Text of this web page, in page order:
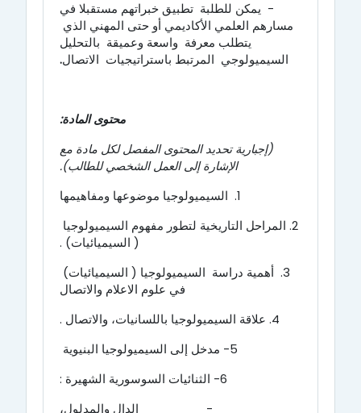
- يمكن للطلبة تطبيق خبراتهم مستقبلا في
مسارهم العلمي الأكاديمي أو حتى المهني الذي
يتطلب معرفة واسعة وعميقة بالتحليل
السيميولوجي المرتبط باستراتيجيات الاتصال.
محتوى المادة:
(إجبارية تحديد المحتوى المفصل لكل مادة مع
الإشارة إلى العمل الشخصي للطالب).
1. السيميولوجيا موضوعها ومفاهيمها
2. المراحل التاريخية لتطور مفهوم السيميولوجيا
( السيميائيات) .
3. أهمية دراسة السيميولوجيا ( السيميائيات)
في علوم الاعلام والاتصال
4. علاقة السيميولوجيا باللسانيات، والاتصال .
5- مدخل إلى السيميولوجيا البنيوية
6- الثنائيات السوسورية الشهيرة :
- الدال والمدلول،